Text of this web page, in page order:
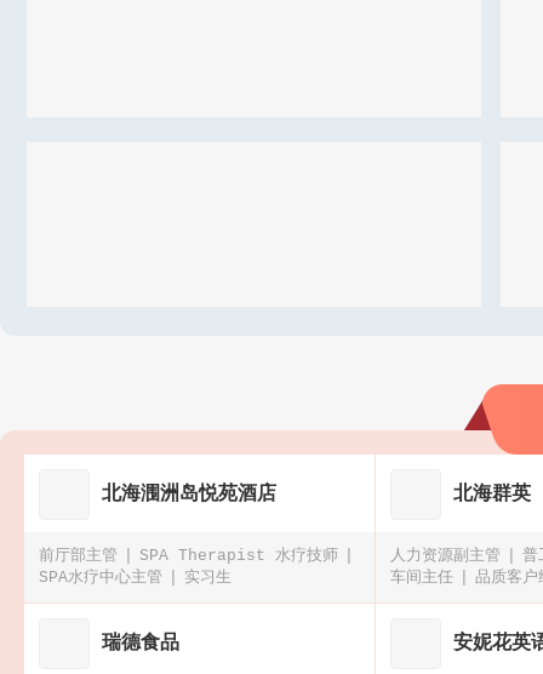
北海涠洲岛悦苑酒店
前厅部主管
SPA Therapist 水疗技师
SPA水疗中心主管
实习生
北海群英
人力资源副主管
普
车间主任
品质客
瑞德食品 安妮花英